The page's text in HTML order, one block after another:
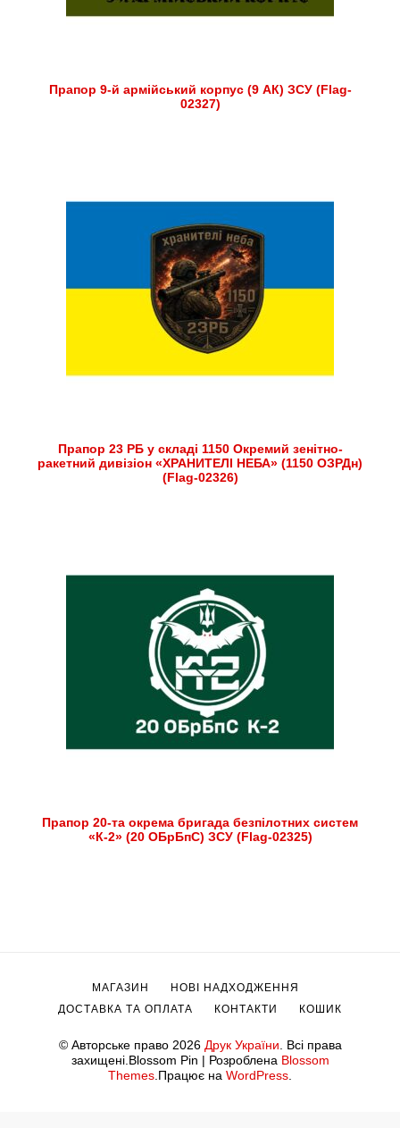
Прапор 9-й армійський корпус (9 АК) ЗСУ (Flag-
02327)
Прапор 23 РБ у складі 1150 Окремий зенітно-
ракетний дивізіон «ХРАНИТЕЛІ НЕБА» (1150 ОЗРДн)
(Flag-02326)
Прапор 20-та окрема бригада безпілотних систем
«К-2» (20 ОБрБпС) ЗСУ (Flag-02325)
© Авторське право 2026 Друк України. Всі права
захищені.Blossom Pin | Розроблена Blossom
Themes.Працює на WordPress.
МАГАЗИН
НОВІ НАДХОДЖЕННЯ
ДОСТАВКА ТА ОПЛАТА
КОНТАКТИ КОШИК